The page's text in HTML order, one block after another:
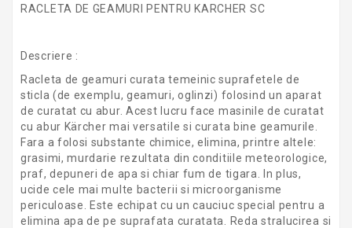
RACLETA DE GEAMURI PENTRU KARCHER SC
Descriere :
Racleta de geamuri curata temeinic suprafetele de
sticla (de exemplu, geamuri, oglinzi) folosind un aparat
de curatat cu abur. Acest lucru face masinile de curatat
cu abur Kärcher mai versatile si curata bine geamurile.
Fara a folosi substante chimice, elimina, printre altele:
grasimi, murdarie rezultata din conditiile meteorologice,
praf, depuneri de apa si chiar fum de tigara. In plus,
ucide cele mai multe bacterii si microorganisme
periculoase. Este echipat cu un cauciuc special pentru a
elimina apa de pe suprafata curatata. Reda stralucirea si